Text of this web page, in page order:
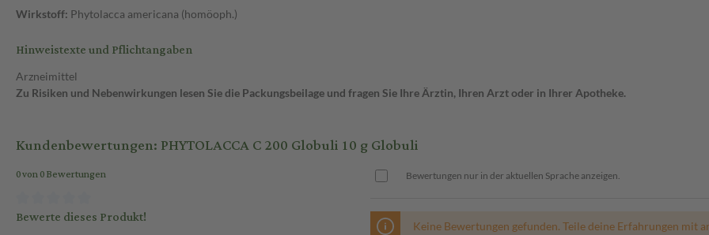
Wirkstoff: Phytolacca americana (homöoph.)
Hinweistexte und Pflichtangaben
Arzneimittel
Zu Risiken und Nebenwirkungen lesen Sie die Packungsbeilage und fragen Sie Ihre Ärztin, Ihren Arzt oder in Ihrer Apotheke.
Kundenbewertungen: PHYTOLACCA C 200 Globuli 10 g Globuli
0 von 0 Bewertungen
Bewerte dieses Produkt!
Bewertungen nur in der aktuellen Sprache anzeigen.
Keine Bewertungen gefunden. Teile deine Erfahrungen mit